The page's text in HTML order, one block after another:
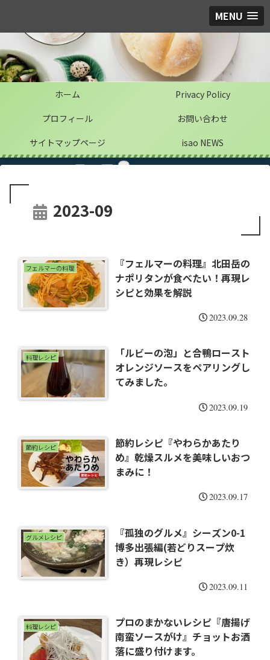
MENU
ホーム
Privacy Policy
プロフィール
お問い合わせ
サイトマップページ
isao NEWS
2023-09
フェルマーの料理
『フェルマーの料理』北田岳の
ナポリタンが食べたい！再現レ
シピと効果を解説
2023.09.28
料理レシピ
「ルビーの泡」と合鴨ロースト
オレンジソースをペアリングし
てみました。
2023.09.19
節約レシピ
節約レシピ『やわらかあたり
め』乾燥スルメを美味しいおつ
まみに！
2023.09.17
グルメレシピ
『孤独のグルメ』シーズン0-1
博多出張編(若どりスープ炊
き）再現レシピ
2023.09.11
料理レシピ
プロのまかないレシピ『唐揚げ
南蛮ソースがけ』チョットお洒
落に盛り付けます。